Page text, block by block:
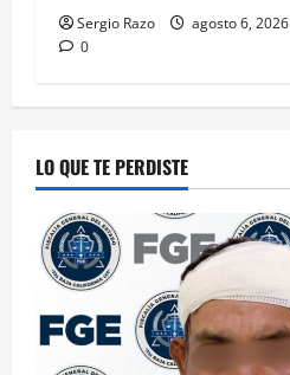
Sergio Razo
agosto 6, 2026
0
LO QUE TE PERDISTE